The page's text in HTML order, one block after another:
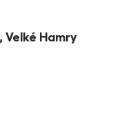
Velké Hamry